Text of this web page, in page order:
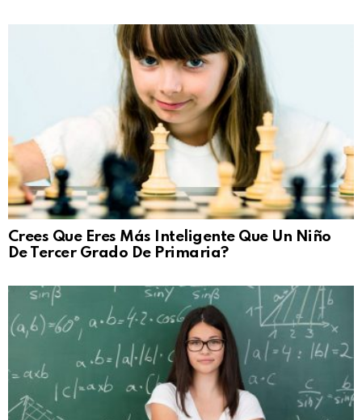
Crees Que Eres Más Inteligente Que Un Niño
De Tercer Grado De Primaria?